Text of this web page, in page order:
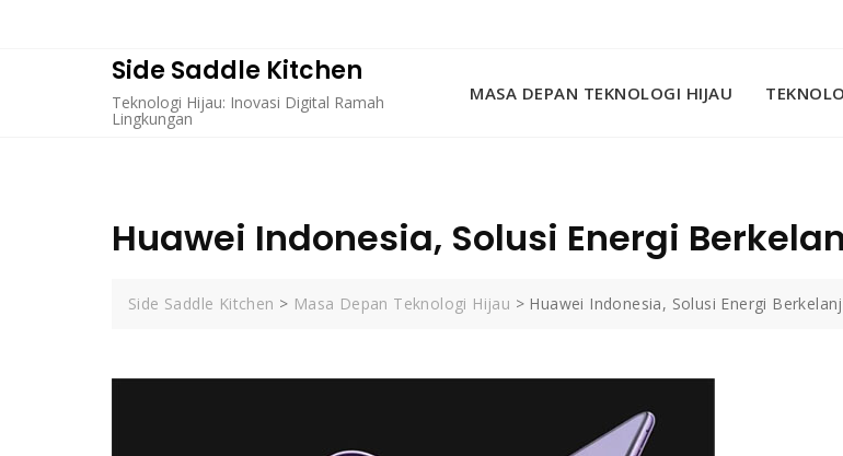
Side Saddle Kitchen
Teknologi Hijau: Inovasi Digital Ramah
Lingkungan
MASA DEPAN TEKNOLOGI HIJAU
Huawei Indonesia, Solusi Energi
Side Saddle Kitchen > Masa Depan Teknologi Hijau > Huawei Indonesia, Solusi Energi